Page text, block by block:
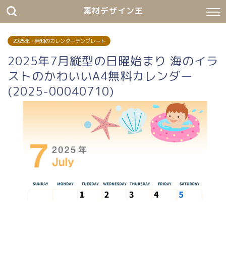
素材デザイン王
2025年・無料のカレンダーテンプレート
2025年7月縦型の日曜始まり 海のイラ
ストのかわいいA4無料カレンダー
(2025-00040710)